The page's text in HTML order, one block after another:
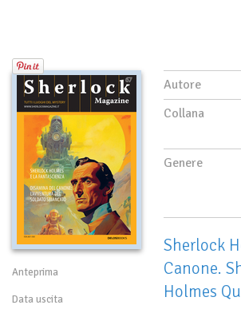
Anteprima
Data uscita
Autore
Collana
Genere
Sherlock
Canone.
Holmes